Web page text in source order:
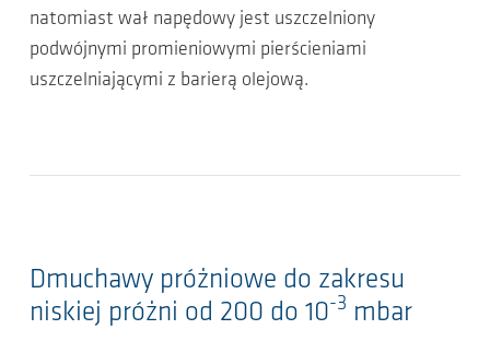
natomiast wał napędowy jest uszczelniony
podwójnymi promieniowymi pierścieniami
uszczelniającymi z barierą olejową.
Dmuchawy próżniowe do zakresu
niskiej próżni od 200 do 10-3 mbar